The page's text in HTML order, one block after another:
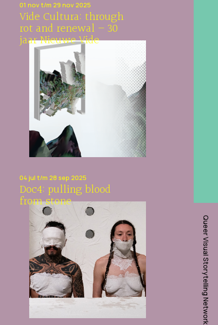
01 nov t/m 29 nov 2025
Vide Cultura: through
rot and renewal – 30
jaar Nieuwe Vide
04 jul t/m 28 sep 2025
Doc4: pulling blood
from stone
Queer Visual Storytelling Network